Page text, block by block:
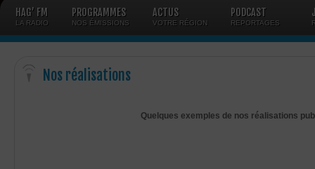
HAG’ FM
LA RADIO
PROGRAMMES
NOS ÉMISSIONS
ACTUS
VOTRE RÉGION
PODCAST
REPORTAGES
Nos réalisations
Quelques exemples de nos réalisations